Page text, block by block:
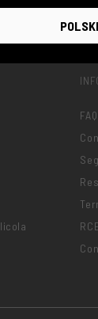
POLSKI